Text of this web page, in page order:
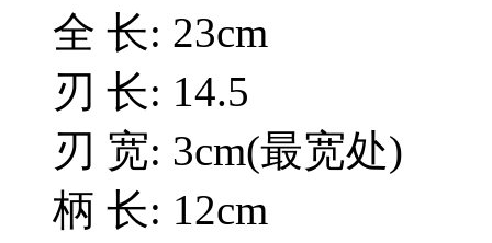
全 长: 23cm
刃 长: 14.5
刃 宽: 3cm(最宽处)
柄 长: 12cm